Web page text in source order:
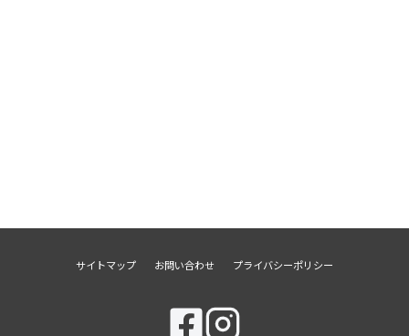
サイトマップ お問い合わせ プライバシーポリシー